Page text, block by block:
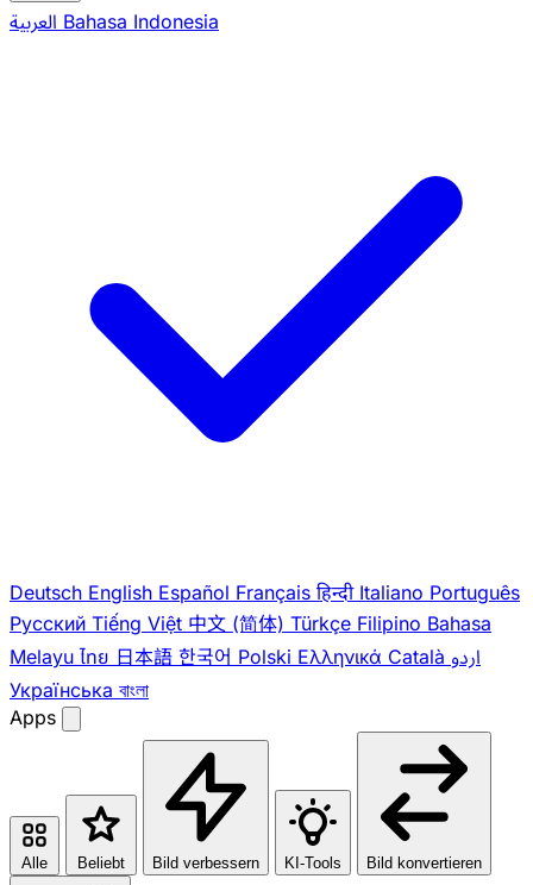
Bahasa Indonesia
Deutsch English Español Français हिन्दी Italiano Português
Pусский Tiếng Việt 中文 (简体) Türkçe Filipino Bahasa
Melayu ไทย 日本語 한국어 Polski Ελληνικά Català اردو
Українська বাংলা
Apps
Alle Beliebt Bild verbessern KI-Tools Bild konvertieren